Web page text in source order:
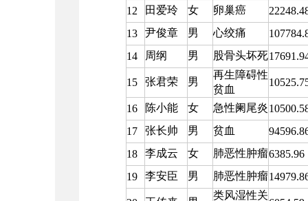
12
田爱玲 女 卵巢癌
13
尹俊章 男 心绞痛
14
周纲 男 股骨头坏死
15 张君荣 男
再生障碍性
贫血
16 陈小能 女 急性阑尾炎
17
张长帅 男 贫血
18
李成云 女 肺恶性肿瘤6385.96
19
李安臣 男 肺恶性肿瘤
类风湿性关